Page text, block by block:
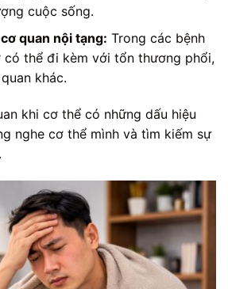
cuộc sống.
quan nội tạng: Trong các bệnh
có thể đi kèm với tổn thương phổi,
khác.
khi cơ thể có những dấu hiệu
nghe cơ thể mình và tìm kiếm sự